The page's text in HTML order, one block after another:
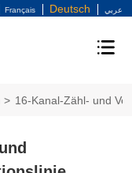
Français Deutsch عربي
> 16-Kanal-Zähl- und